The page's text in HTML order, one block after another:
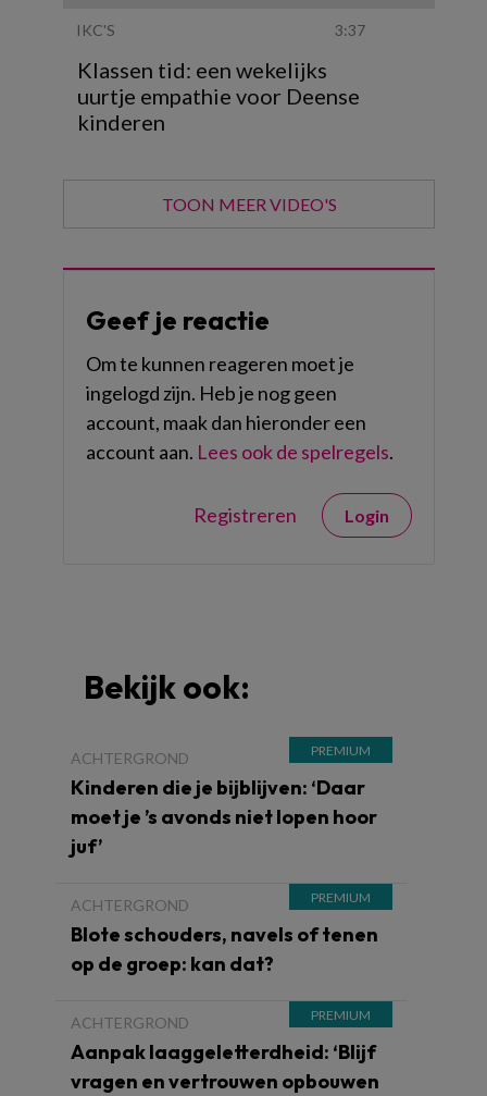
IKC'S 3:37
Klassen tid: een wekelijks
uurtje empathie voor Deense
kinderen
TOON MEER VIDEO'S
Geef je reactie
Om te kunnen reageren moet je
ingelogd zijn. Heb je nog geen
account, maak dan hieronder een
account aan. Lees ook de spelregels.
Registreren Login
Bekijk ook:
ACHTERGROND
Kinderen die je bijblijven: ‘Daar
moet je ’s avonds niet lopen hoor
juf’
ACHTERGROND
Blote schouders, navels of tenen
op de groep: kan dat?
ACHTERGROND
Aanpak laaggeletterdheid: ‘Blijf
vragen en vertrouwen opbouwen